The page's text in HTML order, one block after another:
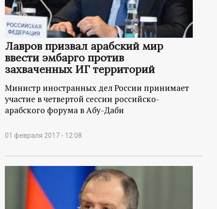
Лавров призвал арабский мир
ввести эмбарго против
захваченных ИГ территорий
Министр иностранных дел России принимает
участие в четвертой сессии российско-
арабского форума в Абу-Даби
01 февраля 2017 - 12:08